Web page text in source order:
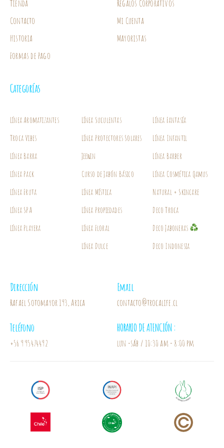
Tienda
Contacto
Historia
Formas de Pago
Regalos Corporativos
Mi Cuenta
Mayoristas
Categorías
Línea Aromatizantes
Troca Vibes
Línea Barra
Línea Pack
Línea Fruta
Línea SPA
Línea Playera
Línea Suculentas
Línea Protectores Solares
Jeewin
Curso de Jabón Básico
Línea Mística
Línea Propiedades
Línea Floral
Línea Dulce
Línea Fantasía
Línea Infantil
Línea Barber
Línea Cosmética Qamus
Natural + Skincare
Deco Troca
Deco Jaboneras
Deco Indonesia
Dirección
Rafael Sotomayor 193, Arica
Teléfono
+56 9 95474492
Email
contacto@trocalife.cl
HORARIO DE ATENCIÓN :
lun -sáb / 10:30 am - 8:00 pm